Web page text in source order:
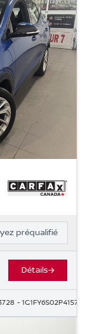
préqualifié
Détails
-